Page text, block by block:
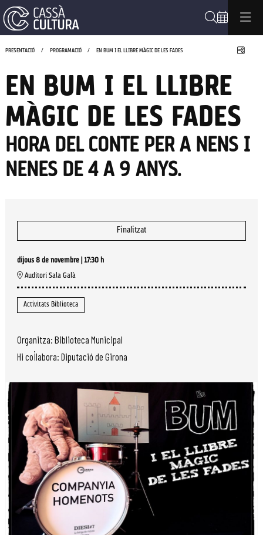
PRESENTACIÓ PROGRAMACIÓ EN BUM I EL LLIBRE MÀGIC DE LES FADES
EN BUM I EL LLIBRE
MÀGIC DE LES FADES
HORA DEL CONTE PER A NENS I
NENES DE 4 A 9 ANYS.
Finalitzat
dijous 8 de novembre
17:30 h
Auditori Sala Galà
Activitats Biblioteca
Organitza: Biblioteca Municipal
Hi col·labora: Diputació de Girona